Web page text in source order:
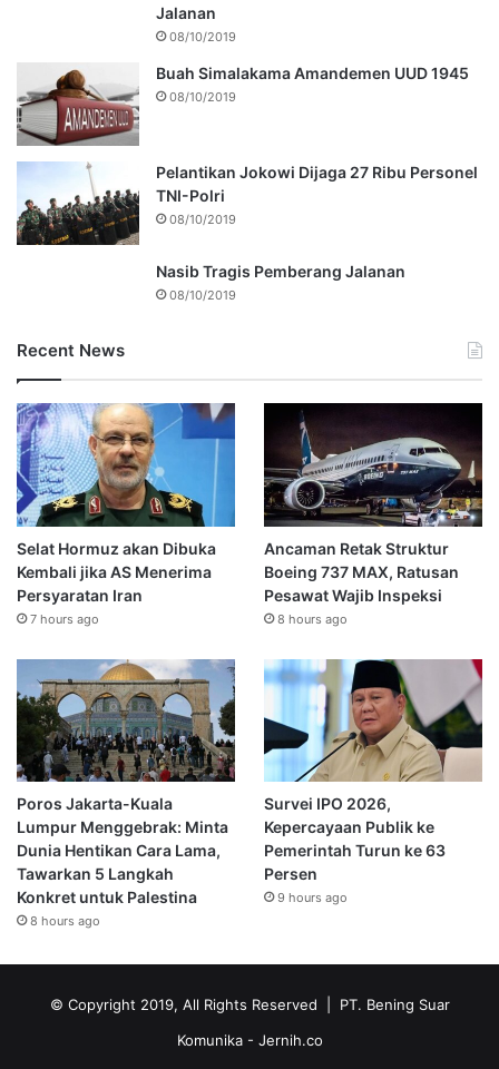
Jalanan
08/10/2019
Buah Simalakama Amandemen UUD 1945
08/10/2019
Pelantikan Jokowi Dijaga 27 Ribu Personel
TNI-Polri
08/10/2019
Nasib Tragis Pemberang Jalanan
08/10/2019
Recent News
Selat Hormuz akan Dibuka
Kembali jika AS Menerima
Persyaratan Iran
7 hours ago
Ancaman Retak Struktur
Boeing 737 MAX, Ratusan
Pesawat Wajib Inspeksi
8 hours ago
Poros Jakarta-Kuala
Lumpur Menggebrak: Minta
Dunia Hentikan Cara Lama,
Tawarkan 5 Langkah
Konkret untuk Palestina
8 hours ago
Survei IPO 2026,
Kepercayaan Publik ke
Pemerintah Turun ke 63
Persen
9 hours ago
© Copyright 2019, All Rights Reserved | PT. Bening Suar
Komunika - Jernih.co